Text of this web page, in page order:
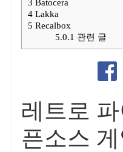
3 Batocera
4Lakka
5 Recalbox
5.0.1 관련 글
레트로
픈소스